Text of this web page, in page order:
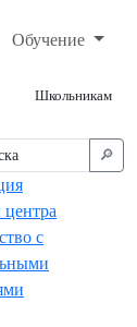
Обучение
Школьникам
🔎︎
с